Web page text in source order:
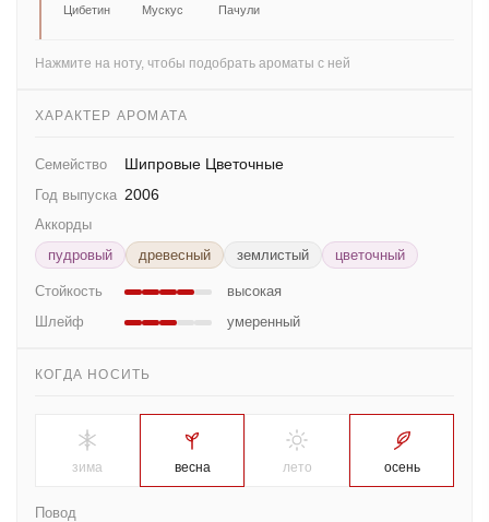
Цибетин Мускус Пачули
Нажмите на ноту, чтобы подобрать ароматы с ней
ХАРАКТЕР АРОМАТА
Семейство Шипровые Цветочные
Год выпуска 2006
Аккорды
пудровый
древесный землистый цветочный
Стойкость
высокая
Шлейф
умеренный
КОГДА НОСИТЬ
зима весна лето осень
Повод